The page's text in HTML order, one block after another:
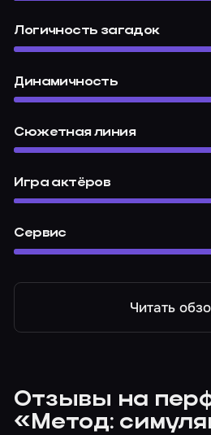
Логичность загадок
Динамичность
Сюжетная линия
Игра актёров
Сервис
Читать
Отзывы на
«Метод: